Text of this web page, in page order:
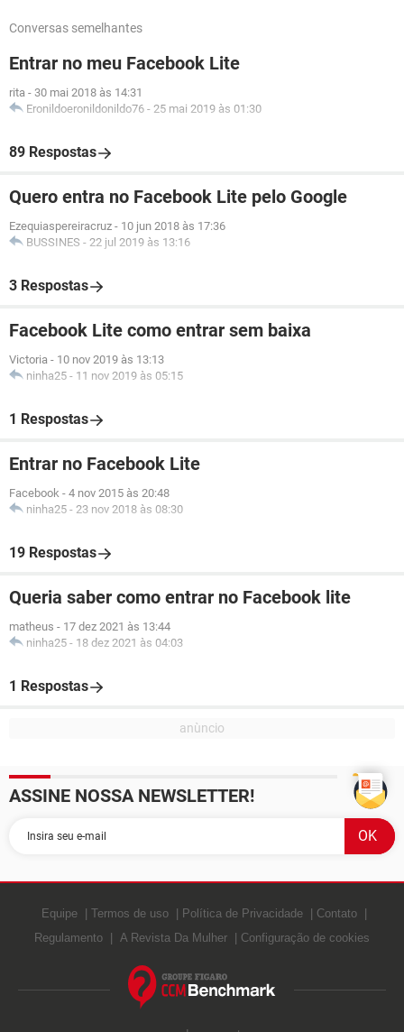
Conversas semelhantes
Entrar no meu Facebook Lite
rita - 30 mai 2018 às 14:31
Eronildoeronildonildo76 - 25 mai 2019 às 01:30
89 Respostas
Quero entra no Facebook Lite pelo Google
Ezequiaspereiracruz - 10 jun 2018 às 17:36
BUSSINES - 22 jul 2019 às 13:16
3 Respostas
Facebook Lite como entrar sem baixa
Victoria - 10 nov 2019 às 13:13
ninha25 - 11 nov 2019 às 05:15
1 Respostas
Entrar no Facebook Lite
Facebook - 4 nov 2015 às 20:48
ninha25 - 23 nov 2018 às 08:30
19 Respostas
Queria saber como entrar no Facebook lite
matheus - 17 dez 2021 às 13:44
ninha25 - 18 dez 2021 às 04:03
1 Respostas
ASSINE NOSSA NEWSLETTER!
Equipe Termos de uso Política de Privacidade
Contato
Regulamento
A Revista Da Mulher Configuração de cookies